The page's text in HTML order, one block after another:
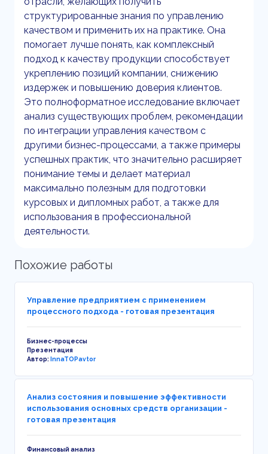
структурированные знания по управлению
качеством и применить их на практике. Она
помогает лучше понять, как комплексный
подход к качеству продукции способствует
укреплению позиций компании, снижению
издержек и повышению доверия клиентов.
Это полноформатное исследование включает
анализ существующих проблем, рекомендации
по интеграции управления качеством с
другими бизнес-процессами, а также примеры
успешных практик, что значительно расширяет
понимание темы и делает материал
максимально полезным для подготовки
курсовых и дипломных работ, а также для
использования в профессиональной
деятельности.
Похожие работы
Управление предприятием с применением
процессного подхода - готовая презентация
Бизнес-процессы
Презентация
Автор:InnaTOPavtor
Анализ состояния и повышение эффективности
использования основных средств организации -
готовая презентация
Финансовый анализ